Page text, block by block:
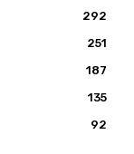
292
251
187
135
92